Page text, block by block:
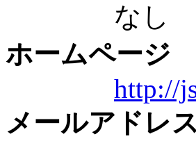
なし
ホームページ
http://
メールアドレス